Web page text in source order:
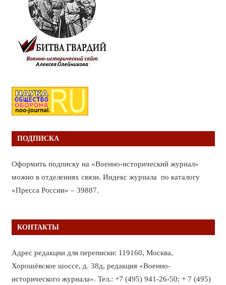
ПОДПИСКА
Оформить подписку на «Военно-исторический журнал»
можно в отделениях связи. Индекс журнала по каталогу
«Пресса России» – 39887.
КОНТАКТЫ
Адрес редакции для переписки: 119160, Москва,
Хорошёвское шоссе, д. 38д, редакция «Военно-
исторического журнала». Тел.: +7 (495) 941-26-50; + 7 (495)